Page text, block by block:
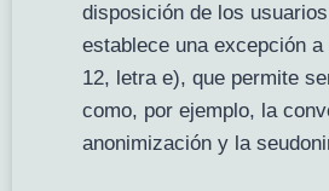
disposición de los
establece una excepción
12, letra e), que permite
como, por ejemplo, la
anonimización y la